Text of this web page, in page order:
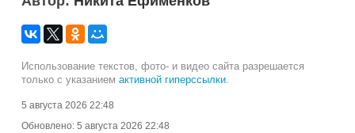
Использование текстов, фото- и видео сайта разрешается
только с указанием активной гиперссылки
5 августа 2026 22:48
Обновлено: 5 августа 2026 22:48